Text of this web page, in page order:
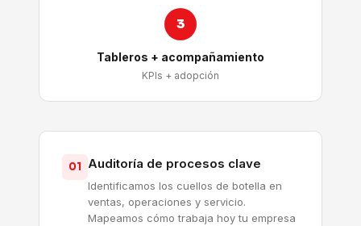
3
Tableros + acompañamiento
KPIs + adopción
01 Auditoría de procesos clave
Identificamos los cuellos de botella en
ventas, operaciones y servicio.
Mapeamos cómo trabaja hoy tu empresa